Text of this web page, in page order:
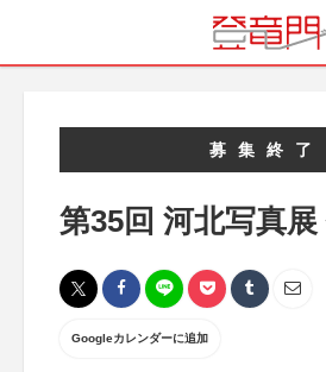
募集終了
第35回 河北写真
Googleカレンダーに追加